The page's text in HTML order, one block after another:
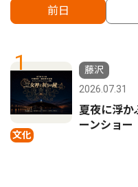
前日
1
文化
藤沢
2026.07.31
夏夜に浮
ーンショー